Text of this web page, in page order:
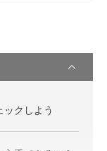
クしよう